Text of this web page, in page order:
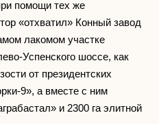
помощи тех же
«отхватил» Конный завод
лакомом участке
Успенского шоссе, как
от президентских
9», а вместе с ним
и 2300 га элитной